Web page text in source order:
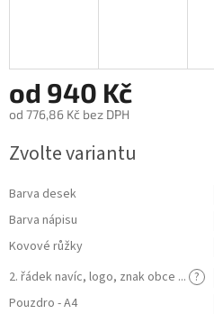
od 940 Kč
od 776,86 Kč bez DPH
cena:
Zvolte variantu
Barva desek
Barva nápisu
Kovové růžky
2. řádek navíc, logo, znak obce ... ?
Pouzdro - A4